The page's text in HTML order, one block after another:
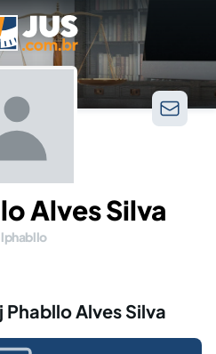
Alves Silva
lphabllo
Alves Silva